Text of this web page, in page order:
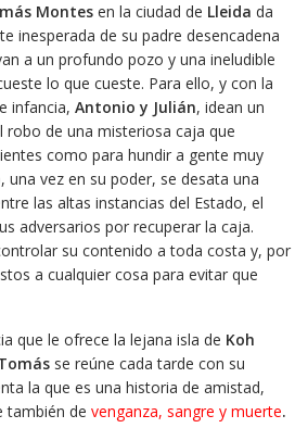
Montesen la ciudad de Lleida da
inesperada de su padre desencadena
a un profundo pozo y una ineludible
lo que cueste. Para ello, y con la
infancia, Antonio y Julián, idean un
robo de una misteriosa caja que
como para hundir a gente muy
una vez en su poder, se desata una
las altas instancias del Estado, el
adversarios por recuperar la caja.
su contenido a toda costa y, por
a cualquier cosa para evitar que
que le ofrece la lejana isla de Koh
se reúne cada tarde con su
la que es una historia de amistad,
también de venganza, sangre y muerte.